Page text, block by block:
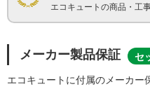
エコキュートの商品・工
メーカー製品保証 セ
エコキュートに付属のメーカー